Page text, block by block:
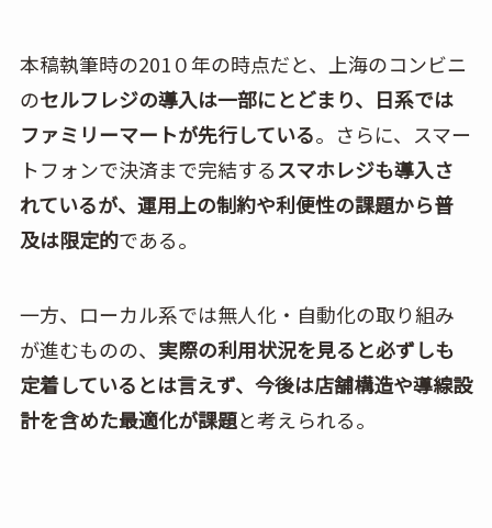
本稿執筆時の201０年の時点だと、上海のコンビニ
のセルフレジの導入は一部にとどまり、日系では
ファミリーマートが先行している。さらに、スマー
トフォンで決済まで完結するスマホレジも導入さ
れているが、運用上の制約や利便性の課題から普
及は限定的である。
一方、ローカル系では無人化・自動化の取り組み
が進むものの、 実際の利用状況を見ると必ずしも
定着しているとは言えず、今後は店舗構造や導線設
計を含めた最適化が課題と考えられる。